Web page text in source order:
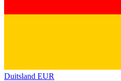
Duitsland EUR